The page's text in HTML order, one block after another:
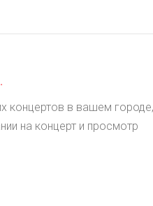
.
концертов в вашем городе,
на концерт и просмотр